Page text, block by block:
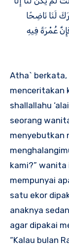
لَنَا نَاضِحًا
عُمْرَةً فِيهِ
Atha` berkata,
menceritakan
shallallahu
seorang
menyebutkan
kami?”
mempunyai
satu ekor
anaknya
agar dipakai
“Kalau bulan